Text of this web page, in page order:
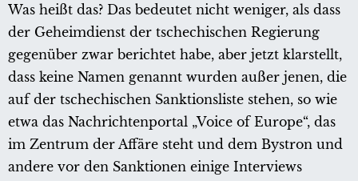
Was heißt das? Das bedeutet nicht weniger, als dass
der Geheimdienst der tschechischen Regierung
gegenüber zwar berichtet habe, aber jetzt klarstellt,
dass keine Namen genannt wurden außer jenen, die
auf der tschechischen Sanktionsliste stehen, so wie
etwa das Nachrichtenportal „Voice of Europe“, das
im Zentrum der Affäre steht und dem Bystron und
andere vor den Sanktionen einige Interviews